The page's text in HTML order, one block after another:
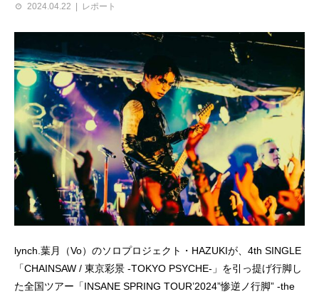
2024.04.22 レポート
lynch.葉月（Vo）のソロプロジェクト・HAZUKIが、4th SINGLE
「CHAINSAW / 東京彩景 -TOKYO PSYCHE-」を引っ提げ行脚し
た全国ツアー「INSANE SPRING TOUR’2024”惨逆ノ行脚” -the